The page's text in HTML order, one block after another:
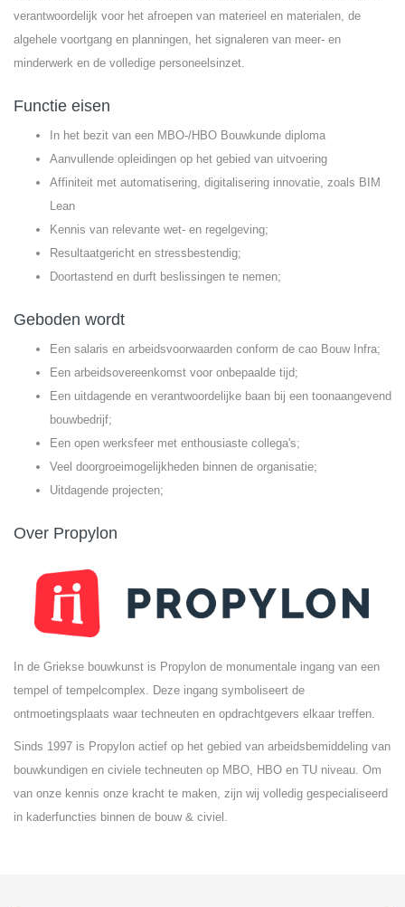
verantwoordelijk voor het afroepen van materieel en materialen, de
algehele voortgang en planningen, het signaleren van meer- en
minderwerk en de volledige personeelsinzet.
Functie eisen
In het bezit van een MBO-/HBO Bouwkunde diploma
Aanvullende opleidingen op het gebied van uitvoering
Affiniteit met automatisering, digitalisering innovatie, zoals BIM
Lean
Kennis van relevante wet- en regelgeving;
Resultaatgericht en stressbestendig;
Doortastend en durft beslissingen te nemen;
Geboden wordt
Een salaris en arbeidsvoorwaarden conform de cao Bouw Infra;
Een arbeidsovereenkomst voor onbepaalde tijd;
Een uitdagende en verantwoordelijke baan bij een toonaangevend
bouwbedrijf;
Een open werksfeer met enthousiaste collega's;
Veel doorgroeimogelijkheden binnen de organisatie;
Uitdagende projecten;
Over Propylon
In de Griekse bouwkunst is Propylon de monumentale ingang van een
tempel of tempelcomplex. Deze ingang symboliseert de
ontmoetingsplaats waar techneuten en opdrachtgevers elkaar treffen.
Sinds 1997 is Propylon actief op het gebied van arbeidsbemiddeling van
bouwkundigen en civiele techneuten op MBO, HBO en TU niveau. Om
van onze kennis onze kracht te maken, zijn wij volledig gespecialiseerd
in kaderfuncties binnen de bouw & civiel.